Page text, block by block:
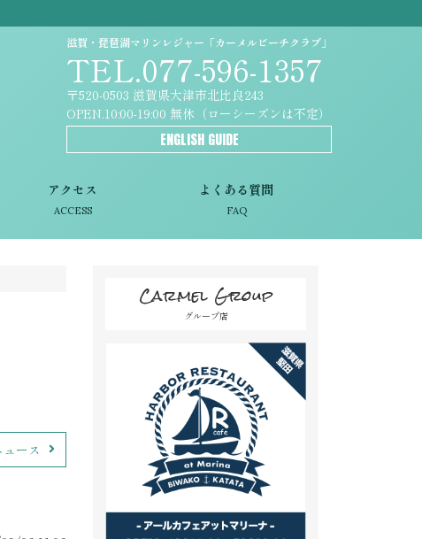
アクセス
ACCESS
よくある質問
FAQ
滋賀・琵琶湖マリンレジャー「カーメルビーチクラブ」
TEL.077-596-1357
〒520-0503 滋賀県大津市北比良243
OPEN.10:00-19:00 無休（ローシーズンは不定）
ENGLISH GUIDE
ース
Carmel Group
グループ店